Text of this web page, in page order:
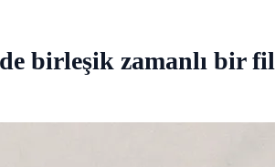
birleşik zamanlı bir